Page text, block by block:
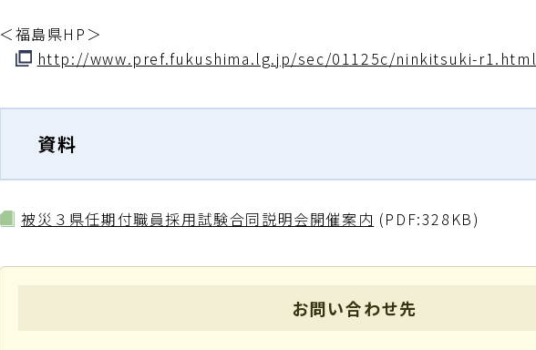
＜福島県HP＞
http://www.pref.fukushima.lg.jp/sec/01125c/ninkitsuki-r1.html
資料
被災３県任期付職員採用試験合同説明会開催案内 (PDF:328KB)
お問い合わせ先